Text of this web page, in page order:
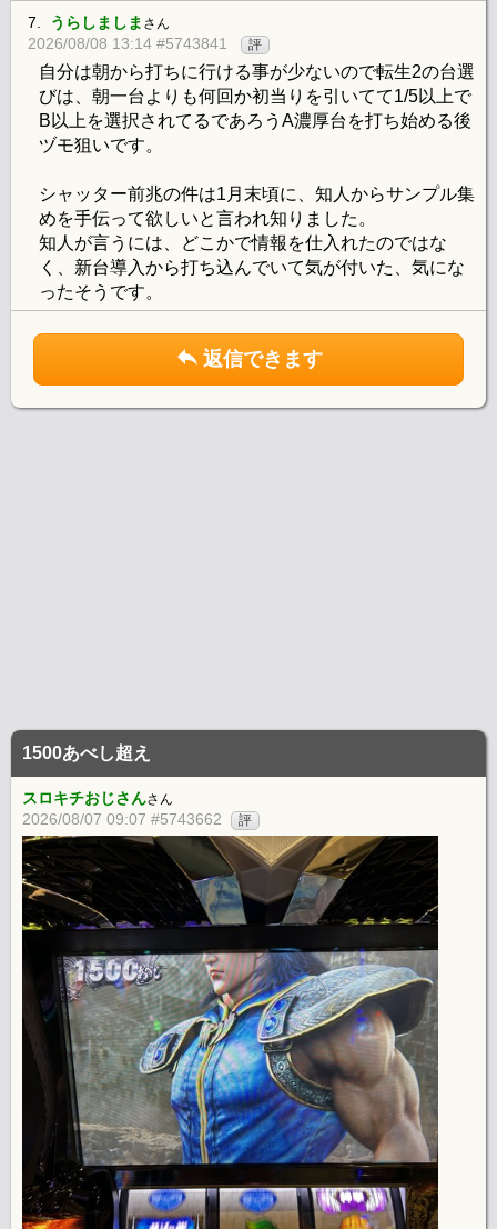
7. うらしましま さん
2026/08/08 13:14 #5743841 評
自分は朝から打ちに行ける事が少ないので転生2の台選
びは、朝一台よりも何回か初当りを引いてて1/5以上で
B以上を選択されてるであろうA濃厚台を打ち始める後
ヅモ狙いです。
シャッター前兆の件は1月末頃に、知人からサンプル集
めを手伝って欲しいと言われ知りました。
知人が言うには、どこかで情報を仕入れたのではな
く、新台導入から打ち込んでいて気が付いた、気にな
ったそうです。
返信できます
1500あべし超え
スロキチおじさんさん
2026/08/07 09:07 #5743662 評